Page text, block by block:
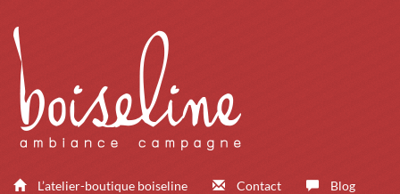
L’atelier-boutique boiseline Contact
Blog